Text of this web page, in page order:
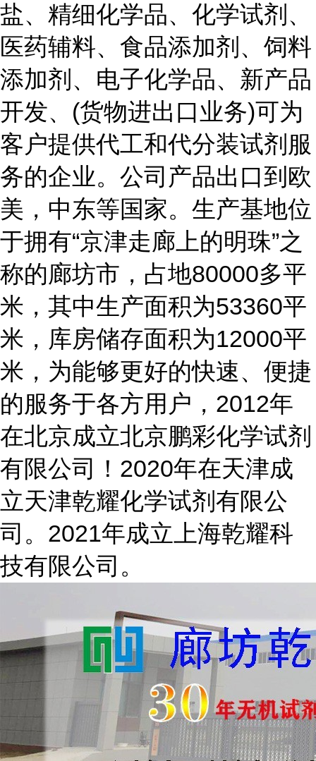
盐、精细化学品、化学试剂、
医药辅料、食品添加剂、饲料
添加剂、电子化学品、新产品
开发、(货物进出口业务)可为
客户提供代工和代分装试剂服
务的企业。公司产品出口到欧
美，中东等国家。生产基地位
于拥有“京津走廊上的明珠”之
称的廊坊市，占地80000多平
米，其中生产面积为53360平
米，库房储存面积为12000平
米，为能够更好的快速、便捷
的服务于各方用户，2012年
在北京成立北京鹏彩化学试剂
有限公司！2020年在天津成
立天津乾耀化学试剂有限公
司。2021年成立上海乾耀科
技有限公司。